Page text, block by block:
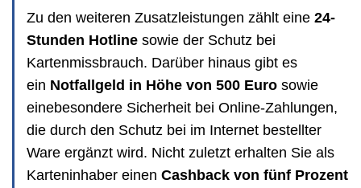
Zu den weiteren Zusatzleistungen zählt eine 24-
Stunden Hotline sowie der Schutz bei
Kartenmissbrauch. Darüber hinaus gibt es
ein Notfallgeld in Höhe von 500 Euro sowie
einebesondere Sicherheit bei Online-Zahlungen,
die durch den Schutz bei im Internet bestellter
Ware ergänzt wird. Nicht zuletzt erhalten Sie als
Karteninhaber einen Cashback von fünf Prozent